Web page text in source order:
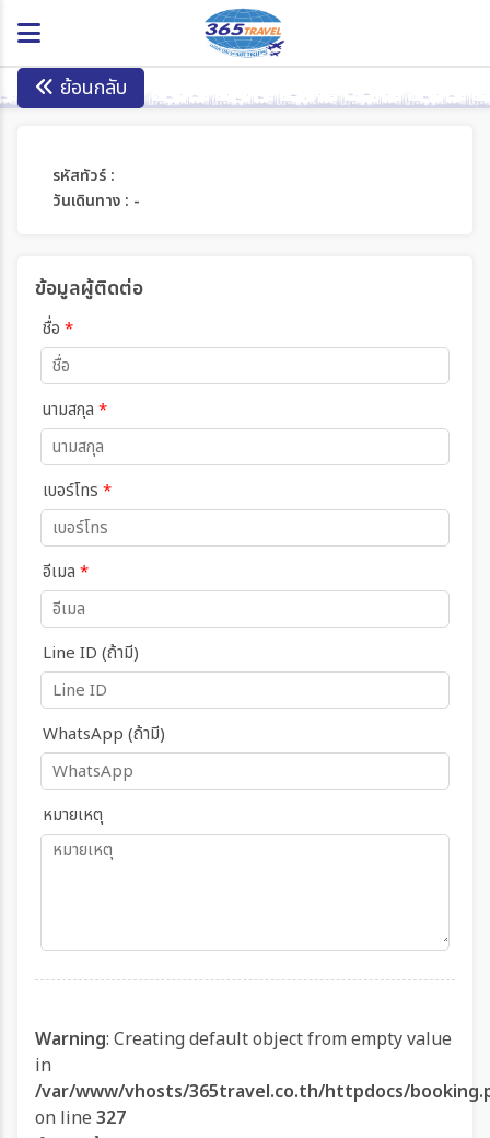
ย้อนกลับ
รหัสทัวร์ :
วันเดินทาง : -
ข้อมูลผู้ติดต่อ
ชื่อ *
นามสกุล *
เบอร์โทร *
อีเมล *
Line ID (ถ้ามี)
WhatsApp (ถ้ามี)
หมายเหตุ
Warning: Creating default object from empty value
in
/var/www/vhosts/365travel.co.th/httpdocs/
on line 327